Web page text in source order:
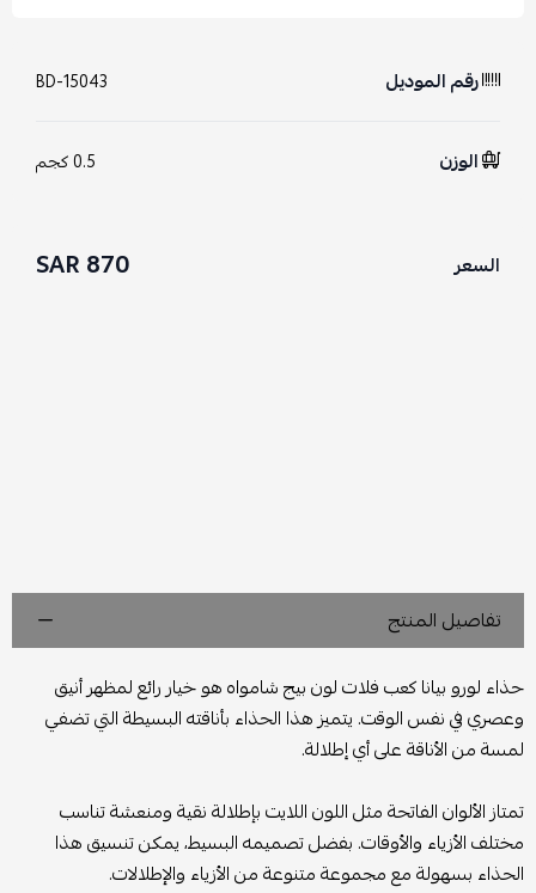
رقم الموديل BD-15043
الوزن 0.5 كجم
السعر 870 SAR
تفاصيل المنتج
حذاء لورو بيانا كعب فلات لون بيج شامواه هو خيار رائع لمظهر أنيق
وعصري في نفس الوقت. يتميز هذا الحذاء بأناقته البسيطة التي تضفي
لمسة من الأناقة على أي إطلالة.
تمتاز الألوان الفاتحة مثل اللون اللايت بإطلالة نقية ومنعشة تناسب
مختلف الأزياء والأوقات. بفضل تصميمه البسيط، يمكن تنسيق هذا
الحذاء بسهولة مع مجموعة متنوعة من الأزياء والإطلالات.